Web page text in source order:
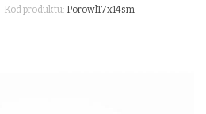
Kod produktu: Porowl17x14sm